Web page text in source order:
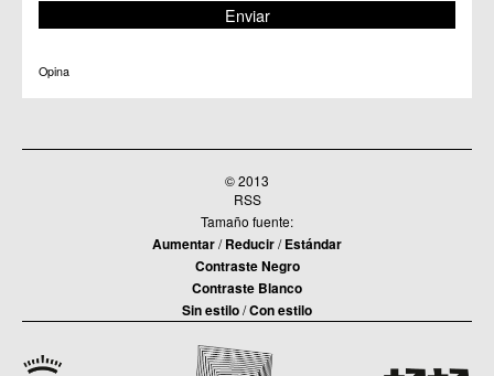
Opina
© 2013
RSS
Tamaño fuente:
Aumentar/Reducir/Estándar
Contraste Negro
Contraste Blanco
Sin estilo/Con estilo